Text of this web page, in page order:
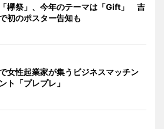
欅祭」、今年のテーマは「Gift」 吉
初のポスター告知も
女性起業家が集うビジネスマッチン
ト「プレプレ」